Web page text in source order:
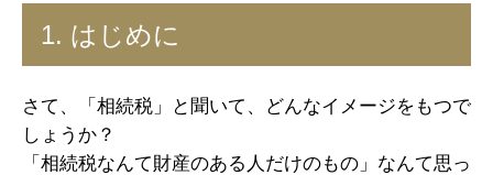
1. はじめに
さて、「相続税」と聞いて、どんなイメージをもつで
しょうか？
「相続税なんて財産のある人だけのもの」なんて思っ